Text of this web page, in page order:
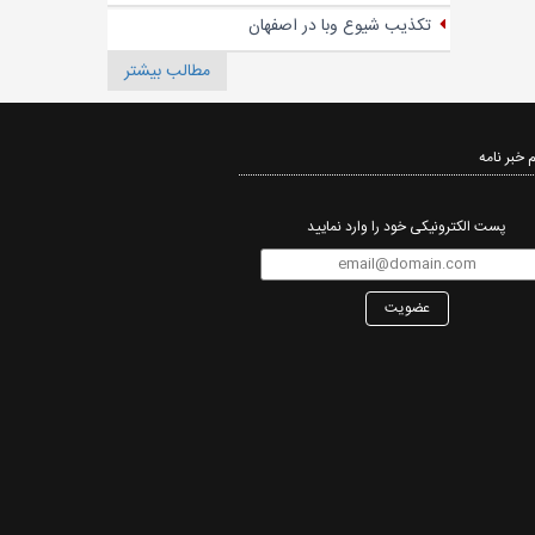
تکذیب شیوع وبا در اصفهان
مطالب بیشتر
خبر نامه‌
پست الکترونیکی خود را وارد نمایید
عضویت